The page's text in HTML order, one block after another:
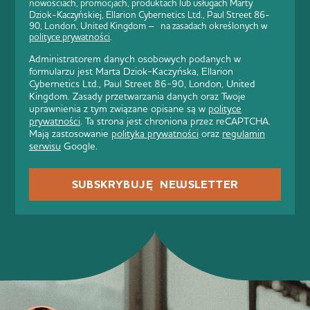
nowościach, promocjach, produktach lub usługach Marty
Dziok-Kaczyńskiej, Ellarion Cybernetics Ltd., Paul Street 86-
90, London, United Kingdom – na zasadach określonych w
polityce prywatności.
Administratorem danych osobowych podanych w
formularzu jest Marta Dziok-Kaczyńska, Ellarion
Cybernetics Ltd., Paul Street 86-90, London, United
Kingdom. Zasady przetwarzania danych oraz Twoje
uprawnienia z tym związane opisane są w polityce
prywatności. Ta strona jest chroniona przez reCAPTCHA.
Mają zastosowanie polityka prywatności oraz regulamin
serwisu Google.
SUBSKRYBUJĘ NEWSLETTER